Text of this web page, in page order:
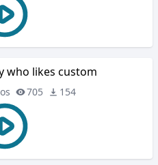
who likes custom
705 154